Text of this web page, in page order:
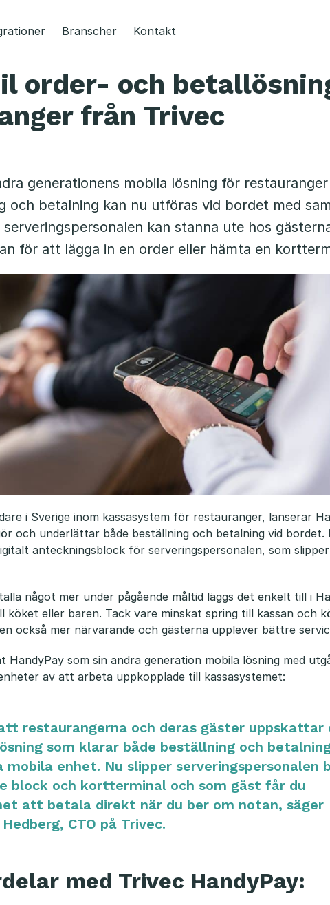
Branscher Kontakt
order- och
från Trivec
generationens mobila lösning för
och betalning kan nu utföras vid bordet med
kan stanna ute hos
för att lägga in en order eller hämta en
i Sverige inom kassasystem för restauranger, lanserar
och underlättar både beställning och betalning vid bordet.
anteckningsblock för serveringspersonalen, som
något mer under pågående måltid läggs det enkelt till i
köket eller baren. Tack vare minskat spring till kassan och
också mer närvarande och gästerna upplever bättre
HandyPay som sin andra generation mobila lösning med
av att arbeta uppkopplade till kassasystemet:
restaurangerna och deras gäster uppskattar
som klarar både beställning och
mobila enhet. Nu slipper serveringspersonalen
block och kortterminal och som gäst får du
att betala direkt när du ber om notan, säger
CTO på Trivec.
med Trivec HandyPay: